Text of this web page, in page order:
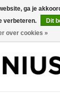
ga je
verbeteren.
Dit
over cookies »